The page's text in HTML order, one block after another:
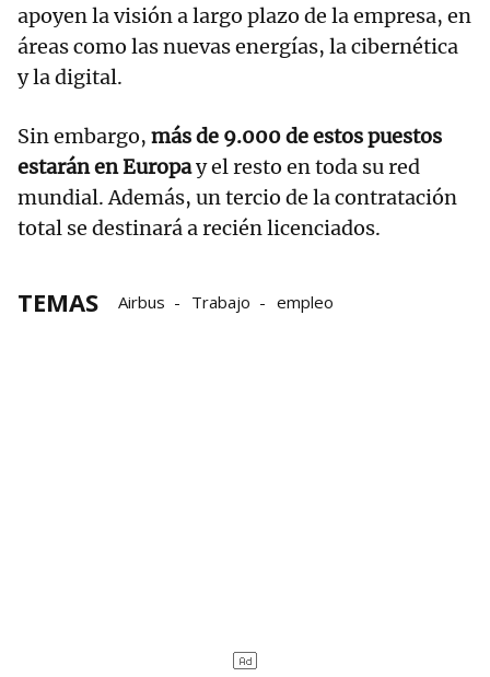
apoyen la visión a largo plazo de la empresa, en
áreas como las nuevas energías, la cibernética
y la digital.
Sin embargo, más de 9.000 de estos puestos
estarán en Europay el resto en toda su red
mundial. Además, un tercio de la contratación
total se destinará a recién licenciados.
TEMAS Airbus Trabajo empleo